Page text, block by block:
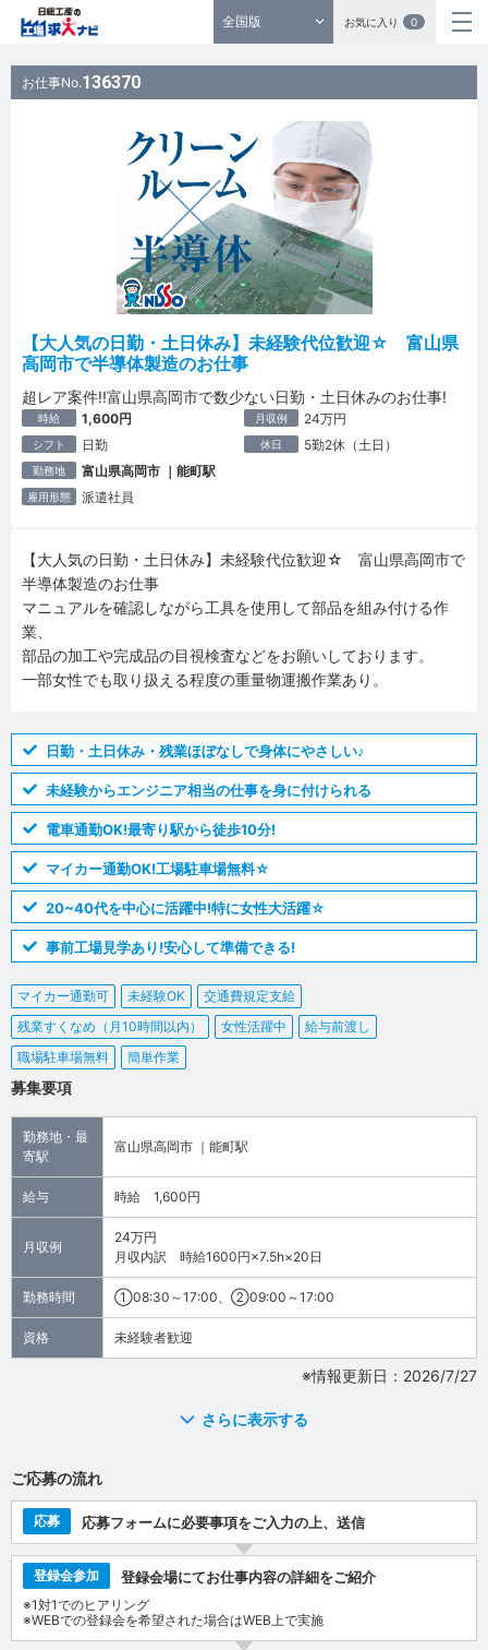
全国版 お気に入り 0
お仕事No.136370
【大人気の日勤・土日休み】未経験代位歓迎☆ 富山県
高岡市で半導体製造のお仕事
超レア案件!!富山県高岡市で数少ない日勤・土日休みのお仕事!
時給 1,600円 月収例 24万円
シフト 日勤 休日 5勤2休（土日）
勤務地 富山県高岡市 ｜能町駅
雇用形態 派遣社員
【大人気の日勤・土日休み】未経験代位歓迎☆ 富山県高岡市で
半導体製造のお仕事
マニュアルを確認しながら工具を使用して部品を組み付ける作
業、
部品の加工や完成品の目視検査などをお願いしております。
一部女性でも取り扱える程度の重量物運搬作業あり。
日勤・土日休み・残業ほぼなしで身体にやさしい♪
未経験からエンジニア相当の仕事を身に付けられる
電車通勤OK!最寄り駅から徒歩10分!
マイカー通勤OK!工場駐車場無料☆
20~40代を中心に活躍中!特に女性大活躍☆
事前工場見学あり!安心して準備できる!
マイカー通勤可 未経験OK
交通費規定支給
残業すくなめ（月10時間以内）
女性活躍中
給与前渡し
職場駐車場無料
簡単作業
募集要項
勤務地・最
寄駅
富山県高岡市 ｜能町駅
給与 時給 1,600円
月収例
24万円
月収内訳 時給1600円×7.5h×20日
勤務時間 ①08:30～17:00、②09:00～17:00
資格 未経験者歓迎
※情報更新日：2026/7/27
さらに表示する
ご応募の流れ
応募 応募フォームに必要事項をご入力の上、送信
登録会参加 登録会場にてお仕事内容の詳細をご紹介
※1対1でのヒアリング
※WEBでの登録会を希望された場合はWEB上で実施